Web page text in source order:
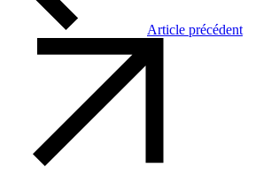
Article précédent